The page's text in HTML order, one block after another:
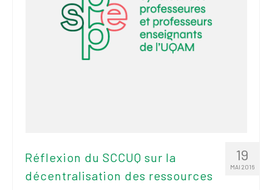
19
MAI 2016
Réflexion du SCCUQ sur la
décentralisation des ressources